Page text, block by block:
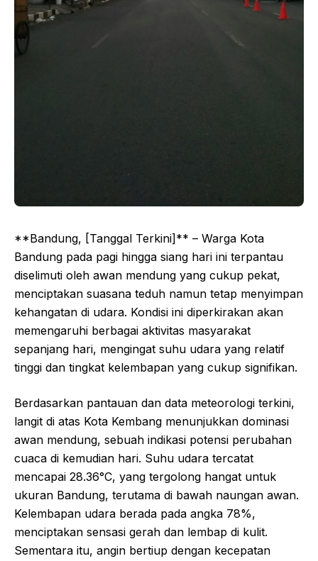
**Bandung, [Tanggal Terkini]** – Warga Kota
Bandung pada pagi hingga siang hari ini terpantau
diselimuti oleh awan mendung yang cukup pekat,
menciptakan suasana teduh namun tetap menyimpan
kehangatan di udara. Kondisi ini diperkirakan akan
memengaruhi berbagai aktivitas masyarakat
sepanjang hari, mengingat suhu udara yang relatif
tinggi dan tingkat kelembapan yang cukup signifikan.
Berdasarkan pantauan dan data meteorologi terkini,
langit di atas Kota Kembang menunjukkan dominasi
awan mendung, sebuah indikasi potensi perubahan
cuaca di kemudian hari. Suhu udara tercatat
mencapai 28.36°C, yang tergolong hangat untuk
ukuran Bandung, terutama di bawah naungan awan.
Kelembapan udara berada pada angka 78%,
menciptakan sensasi gerah dan lembap di kulit.
Sementara itu, angin bertiup dengan kecepatan